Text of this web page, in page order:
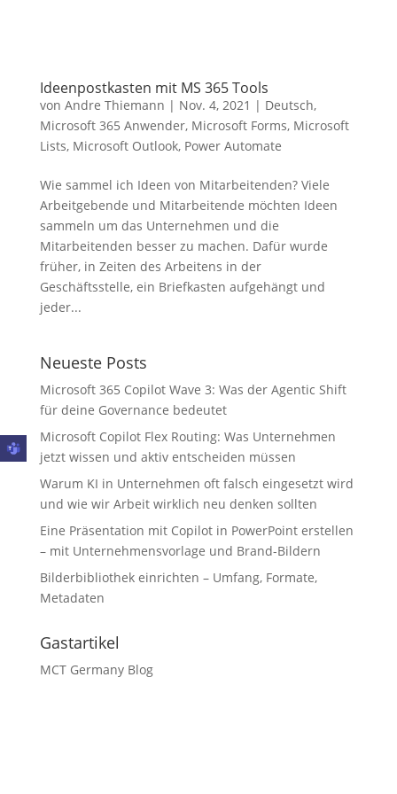
Ideenpostkasten mit MS 365 Tools
von Andre Thiemann | Nov. 4, 2021 | Deutsch,
Microsoft 365 Anwender, Microsoft Forms, Microsoft
Lists, Microsoft Outlook, Power Automate
Wie sammel ich Ideen von Mitarbeitenden? Viele
Arbeitgebende und Mitarbeitende möchten Ideen
sammeln um das Unternehmen und die
Mitarbeitenden besser zu machen. Dafür wurde
früher, in Zeiten des Arbeitens in der
Geschäftsstelle, ein Briefkasten aufgehängt und
jeder...
Neueste Posts
Microsoft 365 Copilot Wave 3: Was der Agentic Shift
für deine Governance bedeutet
Microsoft Copilot Flex Routing: Was Unternehmen
jetzt wissen und aktiv entscheiden müssen
Warum KI in Unternehmen oft falsch eingesetzt wird
und wie wir Arbeit wirklich neu denken sollten
Eine Präsentation mit Copilot in PowerPoint erstellen
– mit Unternehmensvorlage und Brand-Bildern
Bilderbibliothek einrichten – Umfang, Formate,
Metadaten
Gastartikel
MCT Germany Blog